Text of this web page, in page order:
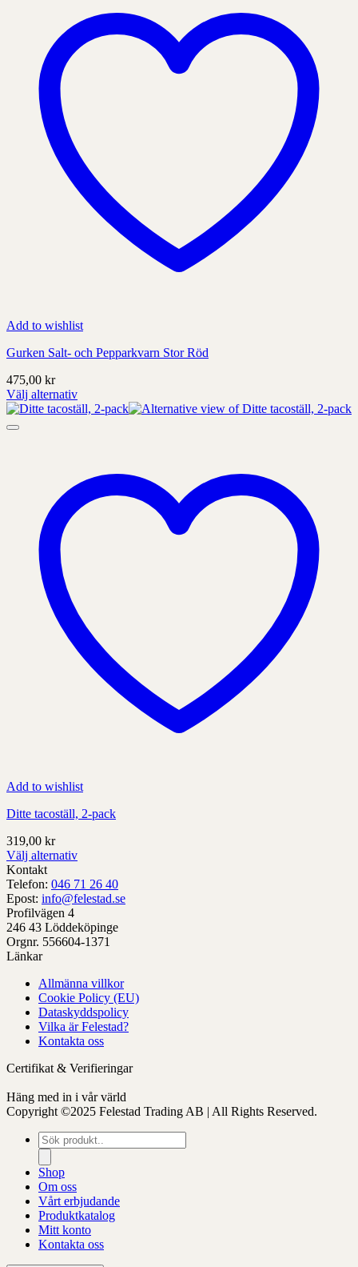
produktens
Add to wishlist
Gurken Salt- och Pepparkvarn Stor Röd
475,00 kr
Välj alternativ
Denna
produkt
produktens
Add to wishlist
Ditte tacoställ, 2-pack
319,00 kr
Välj alternativ
Denna
produkt
har
alternativ
som
kan
väljas
produktens
Kontakt
Telefon: 046 71 26 40
Epost: info@felestad.se
Profilvägen 4
246 43 Löddeköpinge
Orgnr. 556604-1371
Länkar
Allmänna villkor
Cookie Policy (EU)
Dataskyddspolicy
Vilka är Felestad?
Kontakta oss
Certifikat & Verifieringar
Häng med in i vår värld
Copyright ©2025 Felestad Trading AB | All Rights Reserved.
Produktsökning
Shop
Om oss
Vårt erbjudande
Produktkatalog
Mitt konto
Kontakta oss